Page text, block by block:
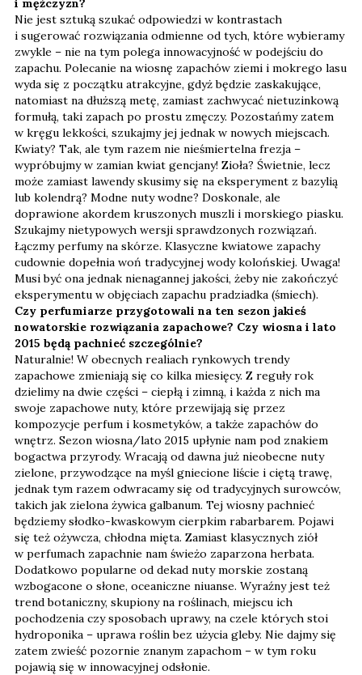
i mężczyzn?
Nie jest sztuką szukać odpowiedzi w kontrastach
i sugerować rozwiązania odmienne od tych, które wybieramy
zwykle – nie na tym polega innowacyjność w podejściu do
zapachu. Polecanie na wiosnę zapachów ziemi i mokrego lasu
wyda się z początku atrakcyjne, gdyż będzie zaskakujące,
natomiast na dłuższą metę, zamiast zachwycać nietuzinkową
formułą, taki zapach po prostu zmęczy. Pozostańmy zatem
w kręgu lekkości, szukajmy jej jednak w nowych miejscach.
Kwiaty? Tak, ale tym razem nie nieśmiertelna frezja –
wypróbujmy w zamian kwiat gencjany! Zioła? Świetnie, lecz
może zamiast lawendy skusimy się na eksperyment z bazylią
lub kolendrą? Modne nuty wodne? Doskonale, ale
doprawione akordem kruszonych muszli i morskiego piasku.
Szukajmy nietypowych wersji sprawdzonych rozwiązań.
Łączmy perfumy na skórze. Klasyczne kwiatowe zapachy
cudownie dopełnia woń tradycyjnej wody kolońskiej. Uwaga!
Musi być ona jednak nienagannej jakości, żeby nie zakończyć
eksperymentu w objęciach zapachu pradziadka (śmiech).
Czy perfumiarze przygotowali na ten sezon jakieś
nowatorskie rozwiązania zapachowe? Czy wiosna i lato
2015 będą pachnieć szczególnie?
Naturalnie! W obecnych realiach rynkowych trendy
zapachowe zmieniają się co kilka miesięcy. Z reguły rok
dzielimy na dwie części – ciepłą i zimną, i każda z nich ma
swoje zapachowe nuty, które przewijają się przez
kompozycje perfum i kosmetyków, a także zapachów do
wnętrz. Sezon wiosna/lato 2015 upłynie nam pod znakiem
bogactwa przyrody. Wracają od dawna już nieobecne nuty
zielone, przywodzące na myśl gniecione liście i ciętą trawę,
jednak tym razem odwracamy się od tradycyjnych surowców,
takich jak zielona żywica galbanum. Tej wiosny pachnieć
będziemy słodko-kwaskowym cierpkim rabarbarem. Pojawi
się też ożywcza, chłodna mięta. Zamiast klasycznych ziół
w perfumach zapachnie nam świeżo zaparzona herbata.
Dodatkowo popularne od dekad nuty morskie zostaną
wzbogacone o słone, oceaniczne niuanse. Wyraźny jest też
trend botaniczny, skupiony na roślinach, miejscu ich
pochodzenia czy sposobach uprawy, na czele których stoi
hydroponika – uprawa roślin bez użycia gleby. Nie dajmy się
zatem zwieść pozornie znanym zapachom – w tym roku
pojawią się w innowacyjnej odsłonie.